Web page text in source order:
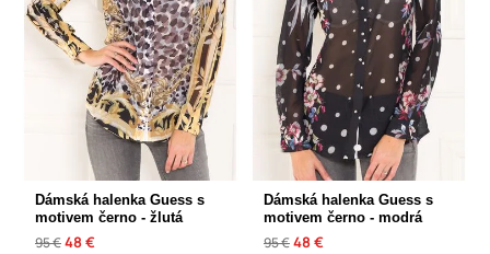
Dámská halenka Guess s
motivem černo - žlutá
95 €48 €
Dámská halenka Guess s
motivem černo - modrá
95 €48 €